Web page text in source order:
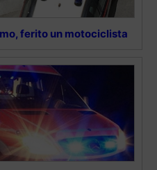
ferito un motociclista